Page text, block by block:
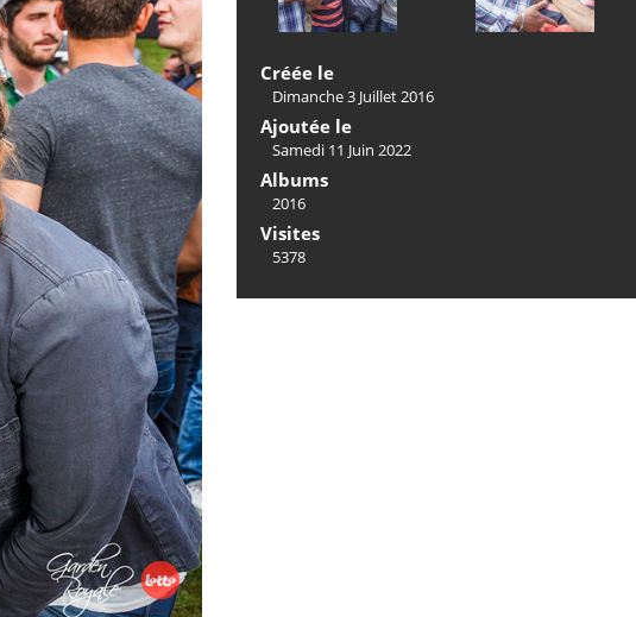
Créée le
Dimanche 3 Juillet 2016
Ajoutée le
Samedi 11 Juin 2022
Albums
2016
Visites
5378